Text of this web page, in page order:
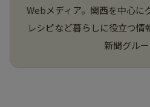
Webメディア。関西を中心に
レシピなど暮らしに役立つ
新聞グルー